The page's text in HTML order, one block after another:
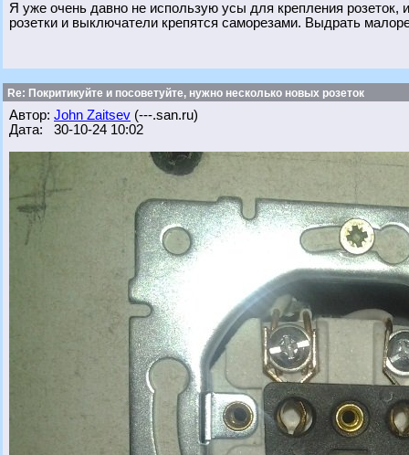
Я уже очень давно не использую усы для крепления розеток,
розетки и выключатели крепятся саморезами. Выдрать
Re: Покритикуйте и посоветуйте, нужно несколько новых розеток
Автор: John Zaitsev (---.san.ru)
Дата: 30-10-24 10:02